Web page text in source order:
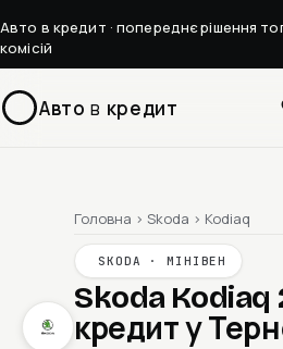
Авто в кредит · попереднє рішення
комісій
Авто в кредит
Головна › Skoda › Kodiaq
SKODA · МІНІВЕН
Skoda Kodiaq
кредит у